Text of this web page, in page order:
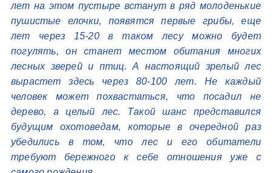
лет на этом пустыре встанут в ряд молоденькие
пушистые елочки, появятся первые грибы, еще
лет через 15-20 в таком лесу можно будет
погулять, он станет местом обитания многих
лесных зверей и птиц. А настоящий зрелый лес
вырастет здесь через 80-100 лет. Не каждый
человек может похвастаться, что посадил не
дерево, а целый лес. Такой шанс представился
будущим охотоведам, которые в очередной раз
убедились в том, что лес и его обитатели
требуют бережного к себе отношения уже с